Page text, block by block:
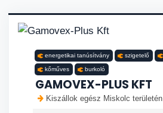
energetikai tanúsítvány szigetelő
kőműves burkoló
GAMOVEX-PLUS KFT
Kiszállok egész Miskolc területén